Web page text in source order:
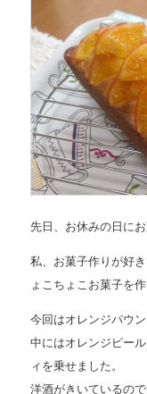
先日、お休みの日にお
私、お菓子作りが好
ょこちょこお菓子を作
今回はオレンジパウ
中にはオレンジピー
ィを乗せました。
洋酒がきいているので